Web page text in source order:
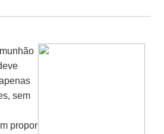
sem
propor